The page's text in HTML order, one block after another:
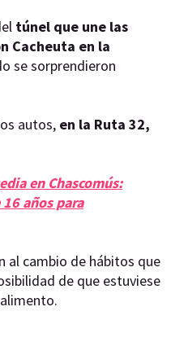
túnel que une las
Cacheuta en la
se sorprendieron
autos, en la Ruta 32,
en Chascomús:
años para
al cambio de hábitos que
de que estuviese